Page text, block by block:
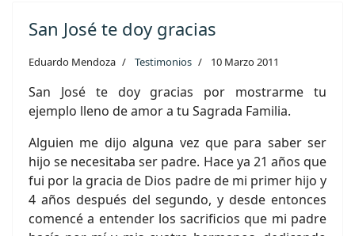
San José te doy gracias
Eduardo Mendoza Testimonios 10 Marzo 2011
San José te doy gracias por mostrarme tu
ejemplo lleno de amor a tu Sagrada Familia.
Alguien me dijo alguna vez que para saber ser
hijo se necesitaba ser padre. Hace ya 21 años que
fui por la gracia de Dios padre de mi primer hijo y
4 años después del segundo, y desde entonces
comencé a entender los sacrificios que mi padre